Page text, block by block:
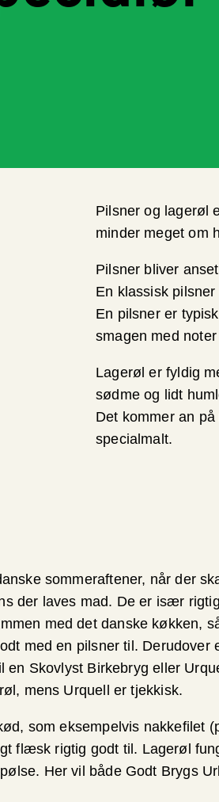
Pilsner og lagerøl
minder meget om
Pilsner bliver
En klassisk
En pilsner er
smagen med
Lagerøl er fyldig
sødme og lidt
Det kommer an
specialmalt.
sommeraftener, når der
der laves mad. De er især
med det danske køkken,
med en pilsner til. Derudover
en Skovlyst Birkebryg eller
mens Urquell er tjekkisk.
som eksempelvis nakkefilet
flæsk rigtig godt til. Lagerøl
Her vil både Godt Brygs